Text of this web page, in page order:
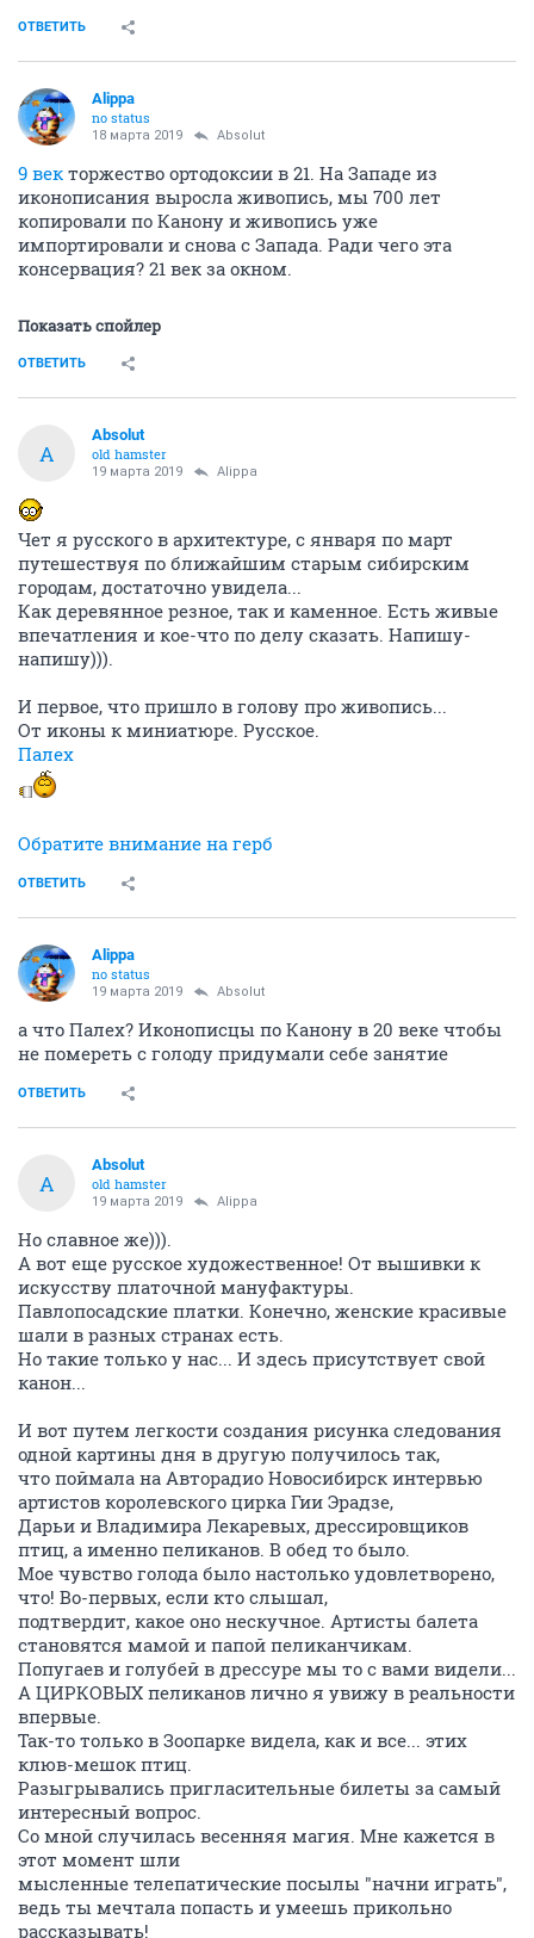
ОТВЕТИТЬ
Alippa
no status
18 марта 2019 Absolut
9 век торжество ортодоксии в 21. На Западе из
иконописания выросла живопись, мы 700 лет
копировали по Канону и живопись уже
импортировали и снова с Запада. Ради чего эта
консервация? 21 век за окном.
Показать спойлер
ОТВЕТИТЬ
A
Absolut
old hamster
19 марта 2019 Alippa
Чет я русского в архитектуре, с января по март
путешествуя по ближайшим старым сибирским
городам, достаточно увидела...
Как деревянное резное, так и каменное. Есть живые
впечатления и кое-что по делу сказать. Напишу-
напишу))).
И первое, что пришло в голову про живопись...
От иконы к миниатюре. Русское.
Палех
Обратите внимание на герб
ОТВЕТИТЬ
Alippa
no status
19 марта 2019 Absolut
а что Палех? Иконописцы по Канону в 20 веке чтобы
не помереть с голоду придумали себе занятие
ОТВЕТИТЬ
A
Absolut
old hamster
19 марта 2019 Alippa
Но славное же))).
А вот еще русское художественное! От вышивки к
искусству платочной мануфактуры.
Павлопосадские платки. Конечно, женские красивые
шали в разных странах есть.
Но такие только у нас... И здесь присутствует свой
канон...
И вот путем легкости создания рисунка следования
одной картины дня в другую получилось так,
что поймала на Авторадио Новосибирск интервью
артистов королевского цирка Гии Эрадзе,
Дарьи и Владимира Лекаревых, дрессировщиков
птиц, а именно пеликанов. В обед то было.
Мое чувство голода было настолько удовлетворено,
что! Во-первых, если кто слышал,
подтвердит, какое оно нескучное. Артисты балета
становятся мамой и папой пеликанчикам.
Попугаев и голубей в дрессуре мы то с вами видели...
А ЦИРКОВЫХ пеликанов лично я увижу в реальности
впервые.
Так-то только в Зоопарке видела, как и все... этих
клюв-мешок птиц.
Разыгрывались пригласительные билеты за самый
интересный вопрос.
Со мной случилась весенняя магия. Мне кажется в
этот момент шли
мысленные телепатические посылы "начни играть",
ведь ты мечтала попасть и умеешь прикольно
рассказывать!